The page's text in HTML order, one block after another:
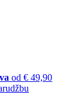
od € 49,90